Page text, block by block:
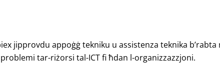
jipprovdu appoġġ tekniku u assistenza teknika
tar-riżorsi tal-ICT fi ħdan l-organizzazzjoni.